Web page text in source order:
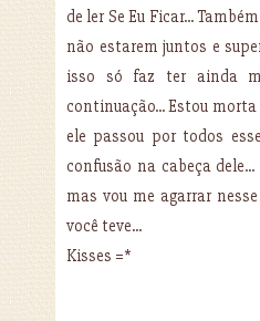
de ler Se Eu Ficar...
não estarem juntos e
isso só faz ter ainda
continuação... Estou morta
ele passou por todos
confusão na cabeça
mas vou me agarrar
você teve...
Kisses =*